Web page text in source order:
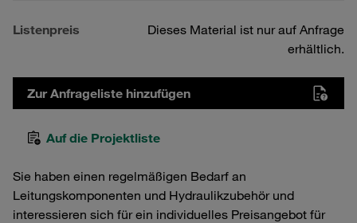
Listenpreis
Dieses Material ist nur auf Anfrage
erhältlich.
Zur Anfrageliste hinzufügen
Auf die Projektliste
Sie haben einen regelmäßigen Bedarf an
Leitungskomponenten und Hydraulikzubehör und
interessieren sich für ein individuelles Preisangebot für